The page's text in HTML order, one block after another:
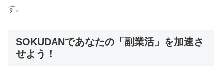
す。
SOKUDANであなたの「副業活」を加速さ
せよう！